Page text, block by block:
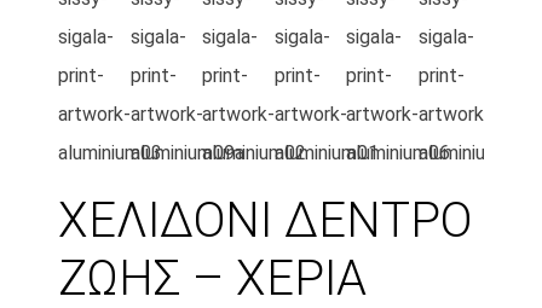
ΧΕΛΙΔΟΝΙ ΔΕΝΤΡΟ
ΖΩΗΣ – ΧΕΡΙΑ